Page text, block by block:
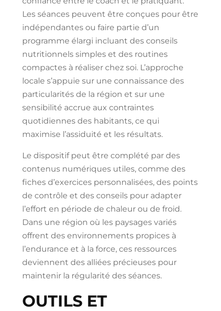
Les séances peuvent être conçues pour être
indépendantes ou faire partie d’un
programme élargi incluant des conseils
nutritionnels simples et des routines
compactes à réaliser chez soi. L’approche
locale s’appuie sur une connaissance des
particularités de la région et sur une
sensibilité accrue aux contraintes
quotidiennes des habitants, ce qui
maximise l’assiduité et les résultats.
Le dispositif peut être complété par des
contenus numériques utiles, comme des
fiches d’exercices personnalisées, des points
de contrôle et des conseils pour adapter
l’effort en période de chaleur ou de froid.
Dans une région où les paysages variés
offrent des environnements propices à
l’endurance et à la force, ces ressources
deviennent des alliées précieuses pour
maintenir la régularité des séances.
OUTILS ET